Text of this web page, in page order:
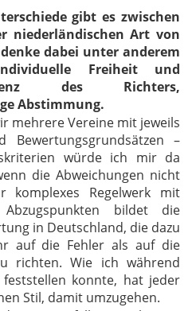
gibt es zwischen
niederländischen Art von
dabei unter anderem
Freiheit und
des Richters,
Abstimmung.
mehrere Vereine mit jeweils
Bewertungsgrundsätzen –
würde ich mir da
die Abweichungen nicht
komplexes Regelwerk mit
bildet die
in Deutschland, die dazu
auf die Fehler als auf die
richten. Wie ich während
konnte, hat jeder
Stil, damit umzugehen.